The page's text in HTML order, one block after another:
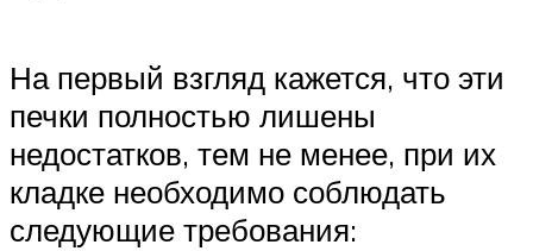
На первый взгляд кажется, что эти
печки полностью лишены
недостатков, тем не менее, при их
кладке необходимо соблюдать
следующие требования: